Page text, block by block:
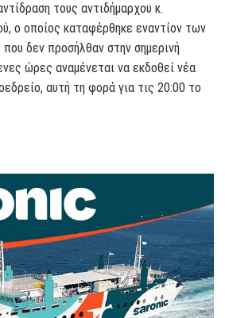
τους αντιδήμαρχου κ.
ο οποίος καταφέρθηκε εναντίον των
δεν προσήλθαν στην σημερινή
ώρες αναμένεται να εκδοθεί νέα
αυτή τη φορά για τις 20:00 το